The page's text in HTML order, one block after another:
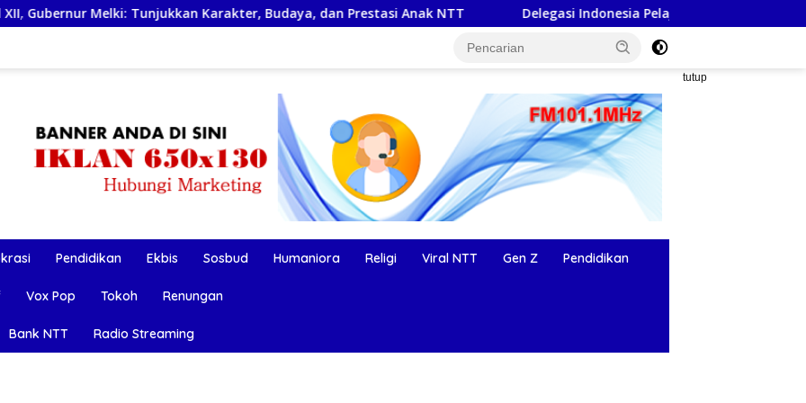
Karakter, Budaya, dan Prestasi Anak NTT Delegasi Indonesia Pelajari Teknologi Pengolahan Sampah dan
tutup
Pendidikan Ekbis Sosbud Humaniora Religi Viral NTT Gen Z Pendidikan
Vox Pop Tokoh Renungan
Bank NTT Radio Streaming